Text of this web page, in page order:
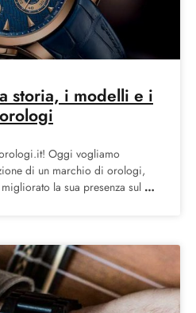
storia, i modelli e i
Oggi vogliamo
di un marchio di orologi,
la sua presenza sul